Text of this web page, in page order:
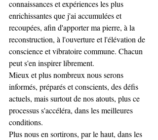
connaissances et expériences les plus
enrichissantes que j'ai accumulées et
recoupées, afin d'apporter ma pierre, à la
reconstruction, à l'ouverture et l'élévation de
conscience et vibratoire commune. Chacun
peut s'en inspirer librement.
Mieux et plus nombreux nous serons
informés, préparés et conscients, des défis
actuels, mais surtout de nos atouts, plus ce
processus s'accéléra, dans les meilleures
conditions.
Plus nous en sortirons, par le haut, dans les